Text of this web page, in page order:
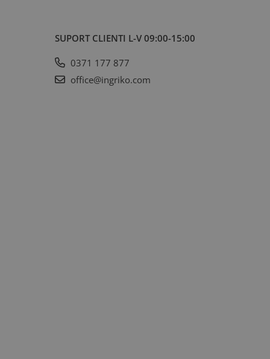
SUPORT CLIENTI L-V 09:00-15:00
0371 177 877
office@ingriko.com